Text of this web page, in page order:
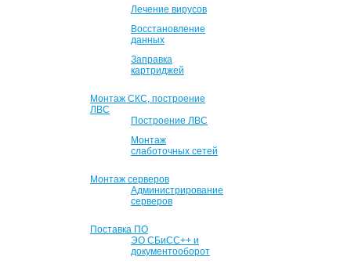
Лечение вирусов
Восстановление
данных
Заправка
картриджей
Монтаж СКС, построение
ЛВС
Построение ЛВС
Монтаж
слаботочных сетей
Монтаж серверов
Администрирование
серверов
Поставка ПО
ЭО СБиСС++ и
документооборот